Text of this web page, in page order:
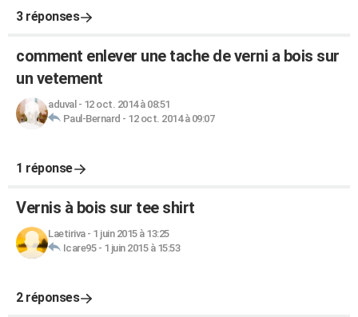
3 réponses
comment enlever une tache de verni a bois sur
un vetement
aduval - 12 oct. 2014 à 08:51
Paul-Bernard - 12 oct. 2014 à 09:07
1 réponse
Vernis à bois sur tee shirt
Laetiriva- 1 juin 2015 à 13:25
Icare95- 1 juin 2015 à 15:53
2 réponses